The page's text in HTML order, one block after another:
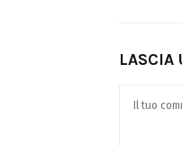
LASCIA